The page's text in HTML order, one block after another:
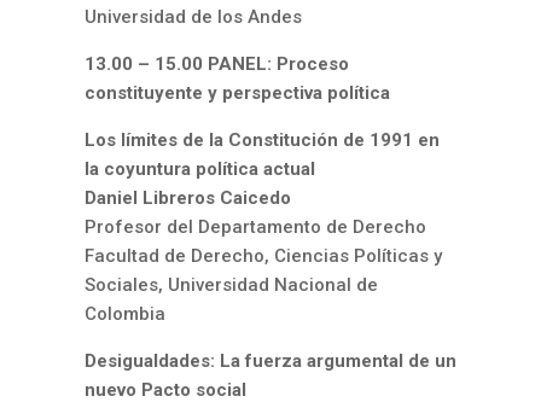
Universidad de los Andes
13.00 – 15.00 PANEL: Proceso
constituyente y perspectiva política
Los límites de la Constitución de 1991 en
la coyuntura política actual
Daniel Libreros Caicedo
Profesor del Departamento de Derecho
Facultad de Derecho, Ciencias Políticas y
Sociales, Universidad Nacional de
Colombia
Desigualdades: La fuerza argumental de un
nuevo Pacto social